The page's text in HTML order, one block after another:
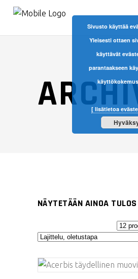
NÄYTETÄÄN AINOA TULOS
Sivusto käyttää
Yleisesti ottaen
käyttävät
parantaakseen
[ lisätietoa